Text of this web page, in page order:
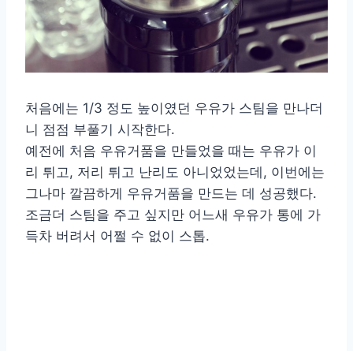
처음에는 1/3 정도 높이였던 우유가 스팀을 만나더
니 점점 부풀기 시작한다.
예전에 처음 우유거품을 만들었을 때는 우유가 이
리 튀고, 저리 튀고 난리도 아니었었는데, 이번에는
그나마 깔끔하게 우유거품을 만드는 데 성공했다.
조금더 스팀을 주고 싶지만 어느새 우유가 통에 가
득차 버려서 어쩔 수 없이 스톱.